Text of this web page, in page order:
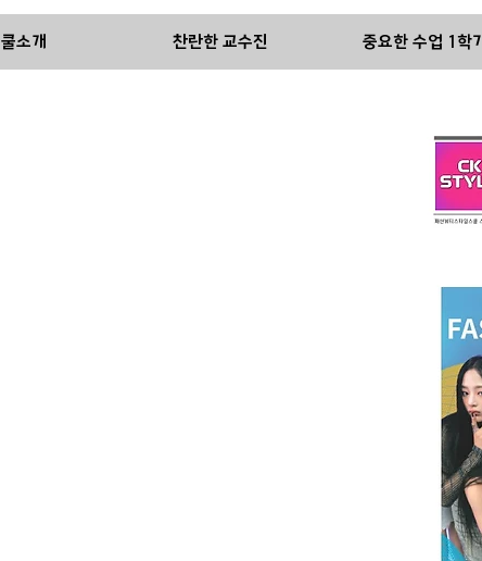
소개 찬란한 교수진 중요한 수업 1학기